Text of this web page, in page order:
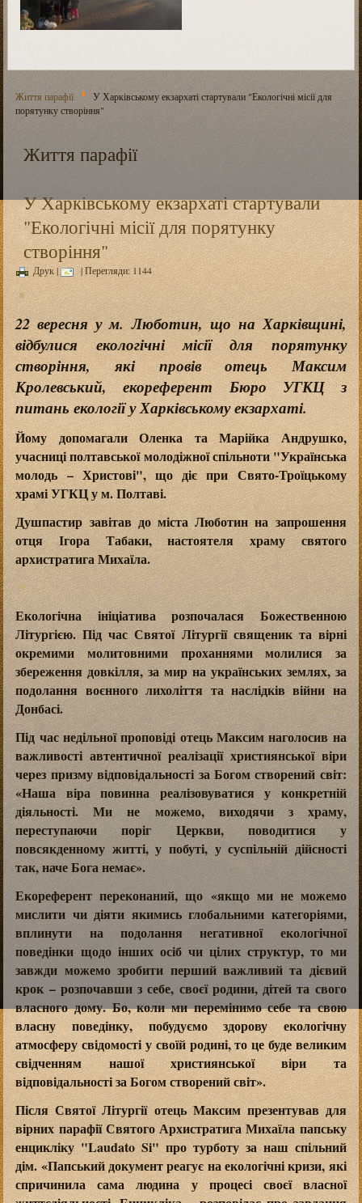
Життя парафії
У Харківському екзархаті стартували "Екологічні місії для
порятунку створіння"
Життя парафії
У Харківському екзархаті стартували
"Екологічні місії для порятунку
створіння"
Друк| | Перегляди: 1144
22 вересня у м. Люботин, що на Харківщині,
відбулися екологічні місії для порятунку
створіння, які провів отець Максим
Кролевський, екореферент Бюро УГКЦ з
питань екології у Харківському екзархаті.
Йому допомагали Оленка та Марійка Андрушко,
учасниці полтавської молодіжної спільноти "Українська
молодь – Христові", що діє при Свято-Троїцькому
храмі УГКЦ у м. Полтаві.
Душпастир завітав до міста Люботин на запрошення
отця Ігора Табаки, настоятеля храму святого
архистратига Михаїла.
Екологічна ініціатива розпочалася Божественною
Літургією. Під час Святої Літургії священик та вірні
окремими молитовними проханнями молилися за
збереження довкілля, за мир на українських землях, за
подолання воєнного лихоліття та наслідків війни на
Донбасі.
Під час недільної проповіді отець Максим наголосив на
важливості автентичної реалізації християнської віри
через призму відповідальності за Богом створений світ:
«Наша віра повинна реалізовуватися у конкретній
діяльності. Ми не можемо, виходячи з храму,
переступаючи поріг Церкви, поводитися у
повсякденному житті, у побуті, у суспільній дійсності
так, наче Бога немає».
Екореферент переконаний, що «якщо ми не можемо
мислити чи діяти якимись глобальними категоріями,
вплинути на подолання негативної екологічної
поведінки щодо інших осіб чи цілих структур, то ми
завжди можемо зробити перший важливий та дієвий
крок – розпочавши з себе, своєї родини, дітей та свого
власного дому. Бо, коли ми перемінимо себе та свою
власну поведінку, побудуємо здорову екологічну
атмосферу свідомості у своїй родині, то це буде великим
свідченням нашої християнської віри та
відповідальності за Богом створений світ».
Після Святої Літургії отець Максим презентував для
вірних парафії Святого Архистратига Михаїла папську
енцикліку "Laudato Si" про турботу за наш спільний
дім. «Папський документ реагує на екологічні кризи, які
спричинила сама людина у процесі своєї власної